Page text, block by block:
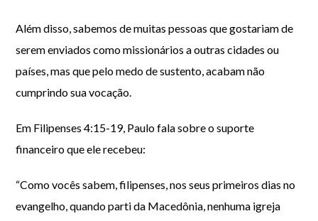
Além disso, sabemos de muitas pessoas que gostariam de
serem enviados como missionários a outras cidades ou
países, mas que pelo medo de sustento, acabam não
cumprindo sua vocação.
Em Filipenses 4:15-19, Paulo fala sobre o suporte
financeiro que ele recebeu:
“Como vocês sabem, filipenses, nos seus primeiros dias no
evangelho, quando parti da Macedônia, nenhuma igreja